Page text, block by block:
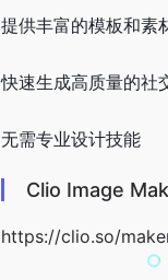
提供丰富的模板和素
快速生成高质量的社
无需专业设计技能
Clio Image
https://clio.so/